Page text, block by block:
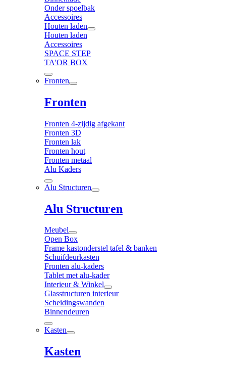
Onder spoelbak
Accessoires
Houten laden
Houten laden
Accessoires
SPACE STEP
TA'OR BOX
Fronten
Fronten
Fronten 4-zijdig afgekant
Fronten 3D
Fronten lak
Fronten hout
Fronten metaal
Alu Kaders
Alu Structuren
Alu Structuren
Meubel
Open Box
Frame kastonderstel tafel & banken
Schuifdeurkasten
Fronten alu-kaders
Tablet met alu-kader
Interieur & Winkel
Glasstructuren interieur
Scheidingswanden
Binnendeuren
Kasten
Kasten